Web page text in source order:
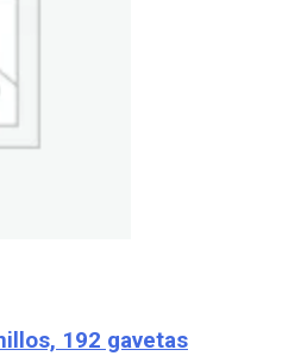
192 gavetas